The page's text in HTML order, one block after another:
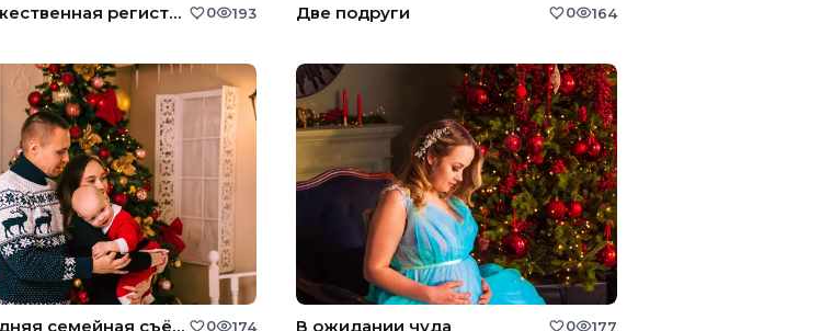
Не торжественная регистрация 0 193 Две подруги 0 164
Новогодняя семейная съёмка 0 174 В ожидании чуда 0 177